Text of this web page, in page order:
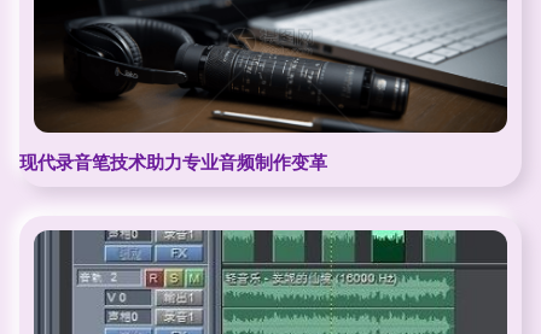
现代录音笔技术助力专业音频制作变革